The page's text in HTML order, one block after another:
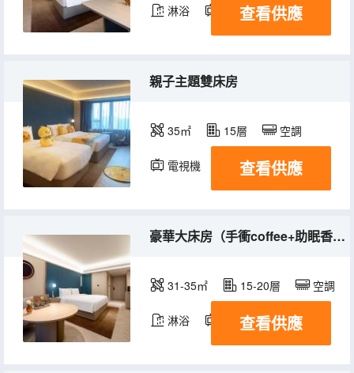
淋浴 電視機 冰箱
查看供應
親子主題雙床房
35㎡ 15層 空調
電視機 查看供應
豪華大床房（手衝coffee+助眠香氛+徠芬吹風機）
31-35㎡ 15-20層 空調
淋浴 電視機 冰箱
查看供應